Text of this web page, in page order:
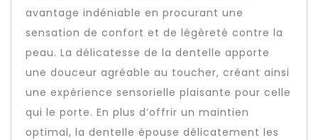
avantage indéniable en procurant une
sensation de confort et de légèreté contre la
peau. La délicatesse de la dentelle apporte
une douceur agréable au toucher, créant ainsi
une expérience sensorielle plaisante pour celle
qui le porte. En plus d’offrir un maintien
optimal, la dentelle épouse délicatement les